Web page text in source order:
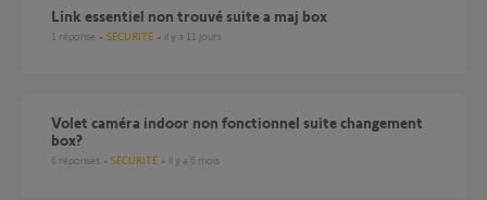
Link essentiel non trouvé suite a maj box
1 réponse SÉCURITÉ il y a 11 jours
Volet caméra indoor non fonctionnel suite changement
box?
6 réponses SÉCURITÉ il y a 6 mois